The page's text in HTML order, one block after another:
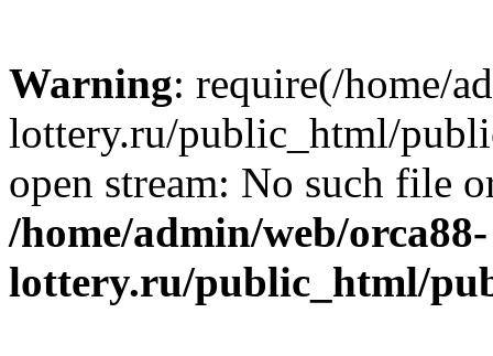
Warning: require(/home/
lottery.ru/public_html/
open stream: No such file
/home/admin/web/orca88-
lottery.ru/public_html/